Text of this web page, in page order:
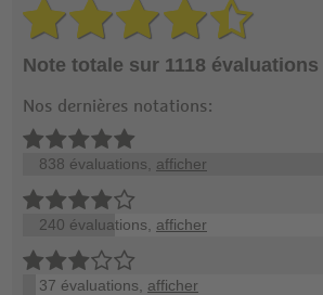
Note totale sur 1118 évaluations
Nos dernières notations:
838 évaluations, afficher
240 évaluations, afficher
37 évaluations, afficher